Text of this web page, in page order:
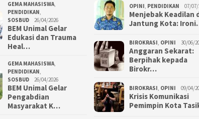
GEMA MAHASISWA,
PENDIDIKAN,
SOSBUD
26/04/2026
BEM Unimal Gelar
Edukasi dan Trauma
Heal…
GEMA MAHASISWA,
PENDIDIKAN,
SOSBUD
26/04/2026
BEM Unimal Gelar
Pengabdian
Masyarakat K…
OPINI, PENDIDIKAN 07/07/
Menjebak Keadilan
Jantung Kota:
BIROKRASI, OPINI 30/06/
Anggaran Sekarat:
Berpihak kepada
Birokr…
BIROKRASI, OPINI 09/04/
Krisis Komunikasi
Pemimpin Kota